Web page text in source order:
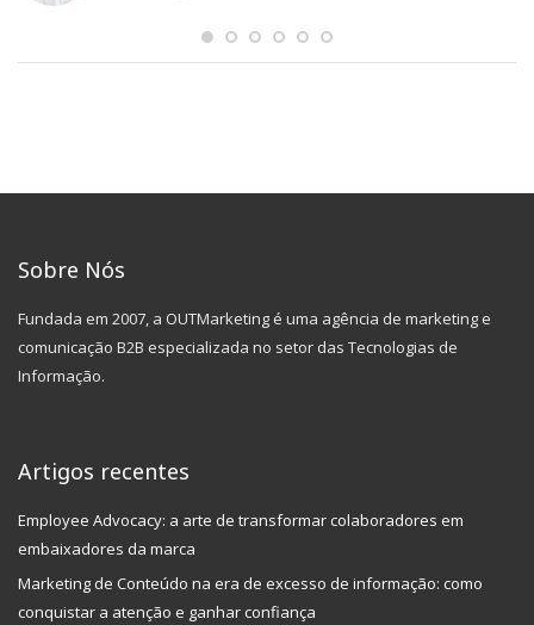
Sobre Nós
Fundada em 2007, a OUTMarketing é uma agência de marketing e
comunicação B2B especializada no setor das Tecnologias de
Informação.
Artigos recentes
Employee Advocacy: a arte de transformar colaboradores em
embaixadores da marca
Marketing de Conteúdo na era de excesso de informação: como
conquistar a atenção e ganhar confiança